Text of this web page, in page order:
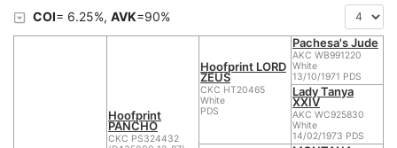
COI= 6.25%, AVK=90%
Hoofprint
PANCHO
CKC PS324432
Hoofprint LORD
ZEUS
CKC HT20465
White
PDS
Pachesa's Jude
AKC WB991220
White
13/10/1971 PDS
Lady Tanya
XXIV
AKC WC925830
White
14/02/1973 PDS